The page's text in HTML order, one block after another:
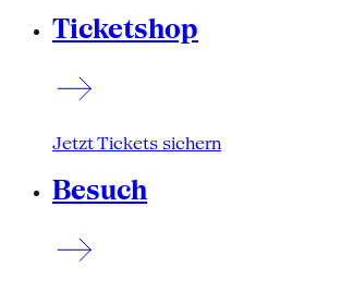
Ticketshop
Jetzt Tickets sichern
Besuch